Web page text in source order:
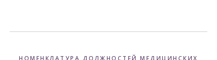
НОМЕНКЛАТУРА ДОЛЖНОСТЕЙ МЕДИЦИНСКИХ